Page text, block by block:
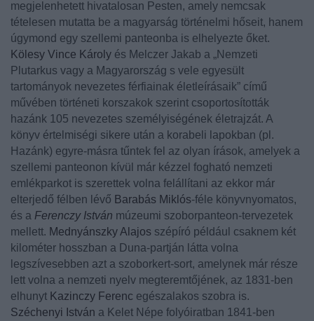
megjelenhetett hivatalosan Pesten, amely nemcsak
tételesen mutatta be a magyarság történelmi hőseit, hanem
úgymond egy szellemi panteonba is elhelyezte őket.
Kölesy Vince Károly és Melczer Jakab a „Nemzeti
Plutarkus vagy a Magyarország s vele egyesült
tartományok nevezetes férfiainak életleírásaik” című
művében történeti korszakok szerint csoportosították
hazánk 105 nevezetes személyiségének életrajzát. A
könyv értelmiségi sikere után a korabeli lapokban (pl.
Hazánk) egyre-másra tűntek fel az olyan írások, amelyek a
szellemi panteonon kívül már kézzel fogható nemzeti
emlékparkot is szerettek volna felállítani az ekkor már
elterjedő félben lévő Barabás Miklós-féle könyvnyomatos,
és a Ferenczy István múzeumi szoborpanteon-tervezetek
mellett. Mednyánszky Alajos szépíró például csaknem két
kilométer hosszban a Duna-partján látta volna
legszívesebben azt a szoborkert-sort, amelynek már része
lett volna a nemzeti nyelv megteremtőjének, az 1831-ben
elhunyt Kazinczy Ferenc egészalakos szobra is.
Széchenyi István a Kelet Népe folyóiratban 1841-ben